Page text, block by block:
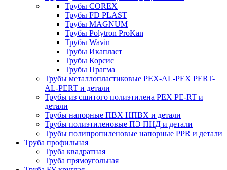
Трубы COREX
Трубы FD PLAST
Трубы MAGNUM
Трубы Polytron ProKan
Трубы Wavin
Трубы Икапласт
Трубы Корсис
Трубы Прагма
Трубы металлопластиковые PEX-AL-PEX PERT-
AL-PERT и детали
Трубы из сшитого полиэтилена PEX PE-RT и
детали
Трубы напорные ПВХ НПВХ и детали
Трубы полиэтиленовые ПЭ ПНД и детали
Трубы полипропиленовые напорные PPR и детали
Труба профильная
Труба квадратная
Труба прямоугольная